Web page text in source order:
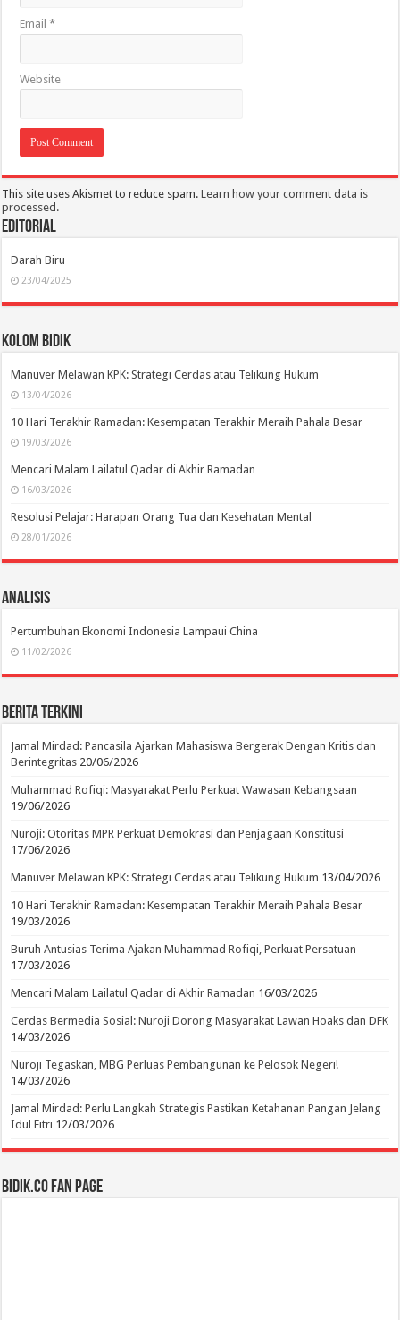
Email*
Website
This site uses Akismet to reduce spam.Learn how your comment data is
processed.
Editorial
Darah Biru
23/04/2025
Kolom Bidik
Manuver Melawan KPK: Strategi Cerdas atau Telikung Hukum
13/04/2026
10 Hari Terakhir Ramadan: Kesempatan Terakhir Meraih Pahala Besar
19/03/2026
Mencari Malam Lailatul Qadar di Akhir Ramadan
16/03/2026
Resolusi Pelajar: Harapan Orang Tua dan Kesehatan Mental
28/01/2026
Analisis
Pertumbuhan Ekonomi Indonesia Lampaui China
11/02/2026
Berita Terkini
Jamal Mirdad: Pancasila Ajarkan Mahasiswa Bergerak Dengan Kritis dan
Berintegritas 20/06/2026
Muhammad Rofiqi: Masyarakat Perlu Perkuat Wawasan Kebangsaan
19/06/2026
Nuroji: Otoritas MPR Perkuat Demokrasi dan Penjagaan Konstitusi
17/06/2026
Manuver Melawan KPK: Strategi Cerdas atau Telikung Hukum 13/04/2026
10 Hari Terakhir Ramadan: Kesempatan Terakhir Meraih Pahala Besar
19/03/2026
Buruh Antusias Terima Ajakan Muhammad Rofiqi, Perkuat Persatuan
17/03/2026
Mencari Malam Lailatul Qadar di Akhir Ramadan 16/03/2026
Cerdas Bermedia Sosial: Nuroji Dorong Masyarakat Lawan Hoaks dan DFK
14/03/2026
Nuroji Tegaskan, MBG Perluas Pembangunan ke Pelosok Negeri!
14/03/2026
Jamal Mirdad: Perlu Langkah Strategis Pastikan Ketahanan Pangan Jelang
Idul Fitri 12/03/2026
BIDIK.CO Fan Page